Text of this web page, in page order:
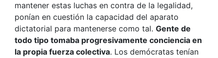
mantener estas luchas en contra de la legalidad,
ponían en cuestión la capacidad del aparato
dictatorial para mantenerse como tal. Gente de
todo tipo tomaba progresivamente conciencia en
la propia fuerza colectiva. Los demócratas tenían